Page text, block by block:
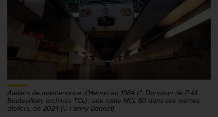
Ateliers de maintenance d'Hénon en 1984 (© Donation de P.-M.
Boutevillain, archives TCL) ; une rame MCL 80 dans ces mêmes
ateliers, en 2024 (© Fanny Bannet)